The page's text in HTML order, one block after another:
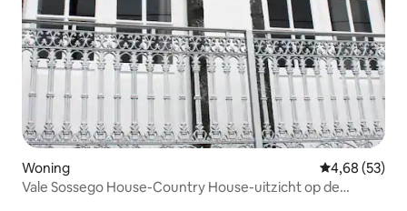
Woning Gemiddelde
4,68 (53)
Vale Sossego House-Country House-uitzicht op de